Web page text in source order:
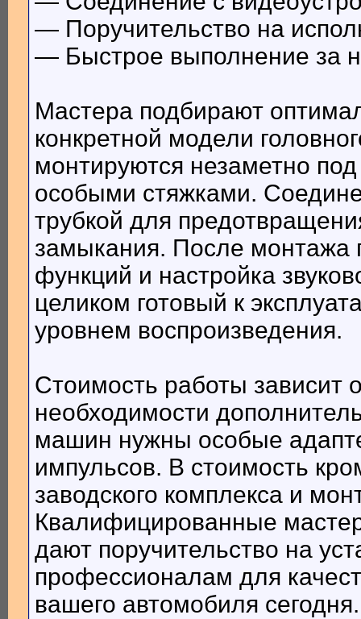
— Поручительство на
— Быстрое выполнение за
Мастера подбирают
конкретной модели
монтируются незаметно
особыми стяжками.
трубкой для
замыкания. После монтажа
функций и настройка
целиком готовый к
уровнем воспроизведения.
Стоимость работы зависит
необходимости
машин нужны особые
импульсов. В стоимость
заводского комплекса и
Квалифицированные
дают поручительство на
профессионалам для
вашего автомобиля сегодня.